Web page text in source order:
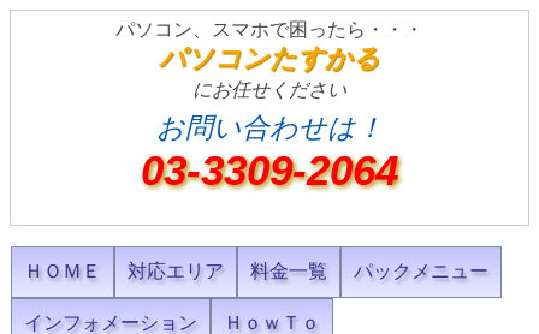
パソコン、スマホで困ったら・・・
パソコンたすかる
にお任せください
お問い合わせは！
03-3309-2064
ＨＯＭＥ 対応エリア 料金一覧 パックメニュー
インフォメーション ＨｏｗＴｏ